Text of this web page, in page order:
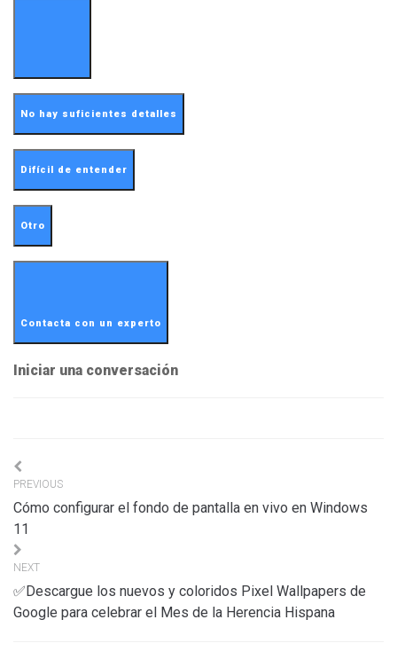
No hay suficientes detalles
Difícil de entender
Otro
Contacta con un experto
Iniciar una conversación
Navigation
de
l’article
PREVIOUS
Cómo configurar el fondo de pantalla en vivo en Windows
11
NEXT
✅Descargue los nuevos y coloridos Pixel Wallpapers de
Google para celebrar el Mes de la Herencia Hispana